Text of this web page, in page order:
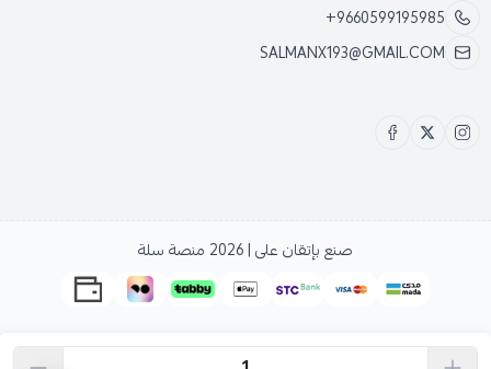
+9660599195985
SALMANX193@GMAIL.COM
صنع بإتقان على | 2026 منصة سلة